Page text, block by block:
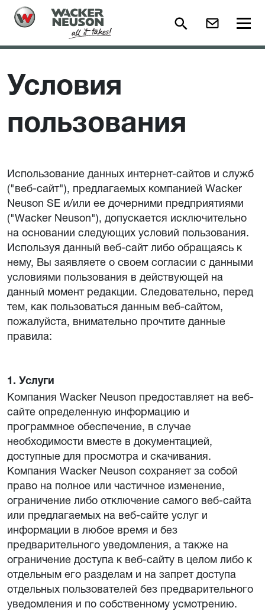
Условия
пользования
Использование данных интернет-сайтов и служб
("веб-сайт"), предлагаемых компанией Wacker
Neuson SE и/или ее дочерними предприятиями
("Wacker Neuson"), допускается исключительно
на основании следующих условий пользования.
Используя данный веб-сайт либо обращаясь к
нему, Вы заявляете о своем согласии с данными
условиями пользования в действующей на
данный момент редакции. Следовательно, перед
тем, как пользоваться данным веб-сайтом,
пожалуйста, внимательно прочтите данные
правила:
1. Услуги
Компания Wacker Neuson предоставляет на веб-
сайте определенную информацию и
программное обеспечение, в случае
необходимости вместе в документацией,
доступные для просмотра и скачивания.
Компания Wacker Neuson сохраняет за собой
право на полное или частичное изменение,
ограничение либо отключение самого веб-сайта
или предлагаемых на веб-сайте услуг и
информации в любое время и без
предварительного уведомления, а также на
ограничение доступа к веб-сайту в целом либо к
отдельным его разделам и на запрет доступа
отдельных пользователей без предварительного
уведомления и по собственному усмотрению.